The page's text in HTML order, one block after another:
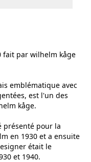
fait par wilhelm kåge
emblématique avec
est l'un des
kåge.
présenté pour la
en 1930 et a ensuite
était le
et 1940.